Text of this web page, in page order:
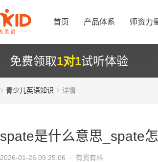
首页 产品体系 师资力
免费领取1对1试听体验
青少儿英语知识 详情
spate是什么意思_spate
2026-01-26 09:25:06 · 有资有料